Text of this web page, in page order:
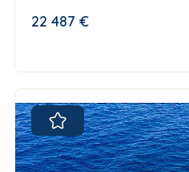
22 487 €